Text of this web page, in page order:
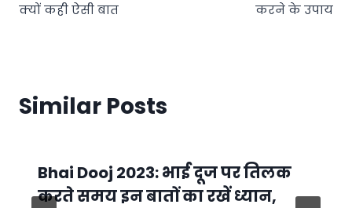
क्यों कही ऐसी बात
करने के उपाय
Similar Posts
Bhai Dooj 2023: भाई दूज पर तिलक
करते समय इन बातों का रखें ध्यान,